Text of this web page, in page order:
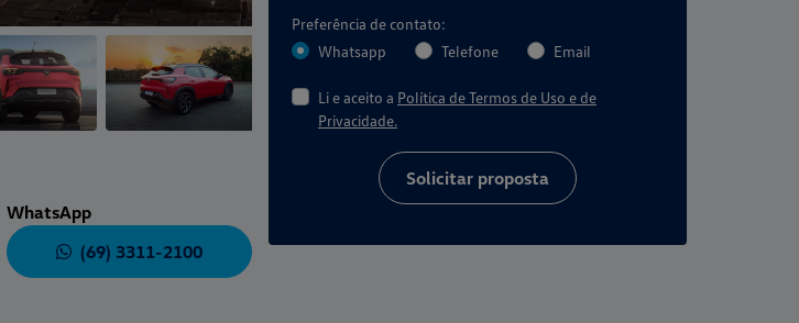
Preferência de contato:
Whatsapp
Telefone Email
Li e aceito a Política de Termos de Uso e de
Privacidade.
Solicitar proposta
WhatsApp
(69) 3311-2100